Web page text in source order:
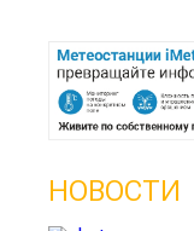
НОВОСТИ